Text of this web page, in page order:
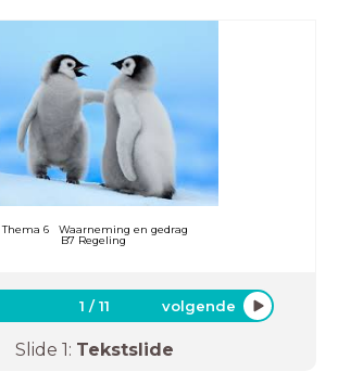
Thema 6 Waarneming en gedrag
B7 Regeling
1 /11 volgende
Slide 1: Tekstslide